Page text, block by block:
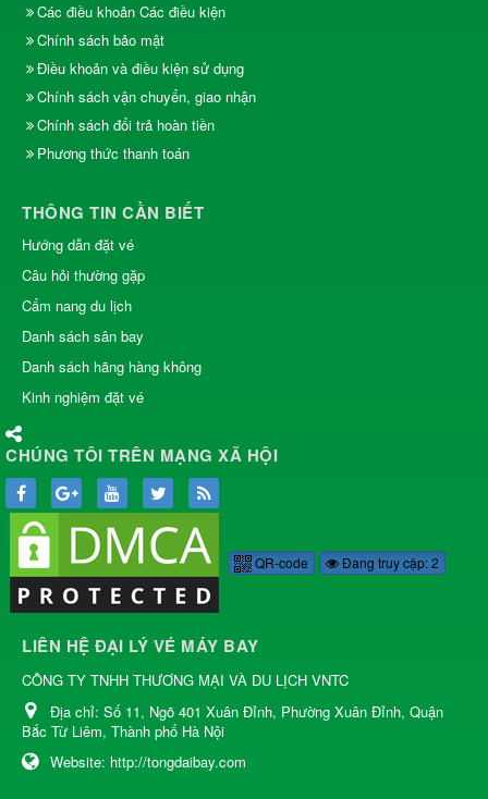
Các điều khoản Các điều kiện
Chính sách bảo mật
Điều khoản và điều kiện sử dụng
Chính sách vận chuyển, giao nhận
Chính sách đổi trả hoàn tiền
Phương thức thanh toán
THÔNG TIN CẦN BIẾT
Hướng dẫn đặt vé
Câu hỏi thường gặp
Cẩm nang du lịch
Danh sách sân bay
Danh sách hãng hàng không
Kinh nghiệm đặt vé
CHÚNG TÔI TRÊN MẠNG XÃ HỘI
QR-code Đang truy cập: 2
LIÊN HỆ ĐẠI LÝ VÉ MÁY BAY
CÔNG TY TNHH THƯƠNG MẠI VÀ DU LỊCH VNTC
Địa chỉ: Số 11, Ngõ 401 Xuân Đỉnh, Phường Xuân Đỉnh, Quận
Bắc Từ Liêm, Thành phố Hà Nội
Website: http://tongdaibay.com